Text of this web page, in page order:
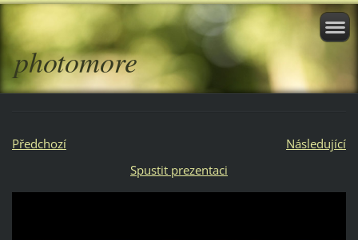
photomore
Předchozí
Následující
Spustit prezentaci